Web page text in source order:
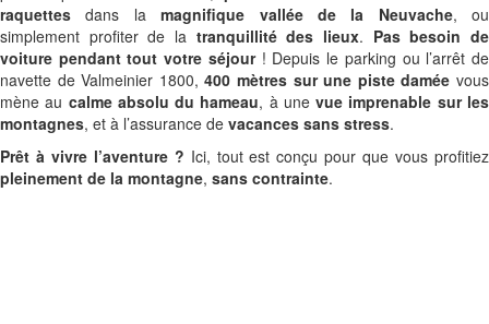
raquettes dans lamagnifique vallée de la Neuvache, ou
simplement profiter de la tranquillité des lieux. Pas besoin de
voiture pendant tout votre séjour! Depuis le parking ou l’arrêt de
navette de Valmeinier 1800,400 mètres sur une piste damée vous
mène au calme absolu du hameau, à unevue imprenable sur les
montagnes, et à l’assurance de vacances sans stress.
Prêt à vivre l’aventure ? Ici, tout est conçu pour que vous profitiez
pleinement de la montagne, sans contrainte.